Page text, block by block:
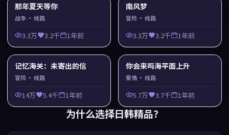
那年夏天等你
战争 · 线路
3.3万 3.2千 1年前
南风梦
冒险 · 线路
3.3万 3.2千 1年前
记忆海关：未寄出的信
冒险 · 线路
14万 5.4千 1年前
你会来吗海平面上升
爱情 · 线路
5.7万 3.7千 1年前
为什么选择日韩精品？